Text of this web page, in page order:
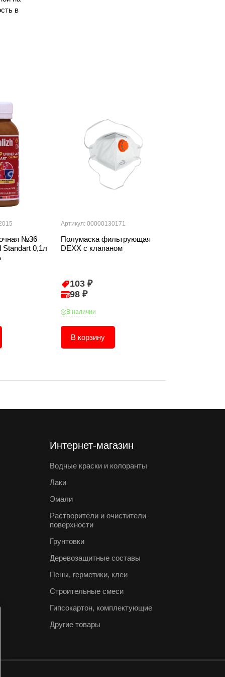
в
№36
Standart 0,1л
Артикул: 00000130171
Полумаска фильтрующая
DEXX с клапаном
103 ₽
98 ₽
В наличии
В корзину
Интернет-магазин
Водные краски и колоранты
Лаки
Эмали
Растворители и очистители
поверхности
Грунтовки
Деревозащитные составы
Пены, герметики, клеи
Строительные смеси
Гипсокартон, комплектующие
Другие товары